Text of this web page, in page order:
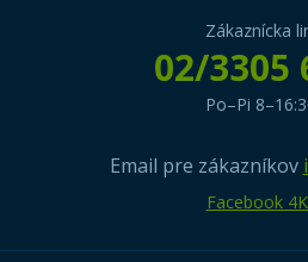
Zákaznícka
02/3305
Po–Pi
Email pre zákazníkov
Facebook